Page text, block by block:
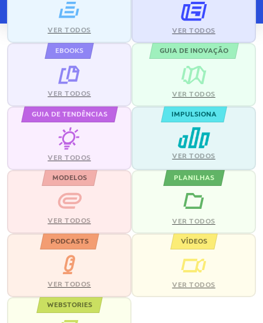
VER TODOS VER TODOS
EBOOKS
VER TODOS
GUIA DE INOVAÇÃO
VER TODOS
GUIA DE TENDÊNCIAS
VER TODOS
IMPULSIONA
VER TODOS
MODELOS
VER TODOS
PLANILHAS
VER TODOS
PODCASTS
VER TODOS
VÍDEOS
VER TODOS
WEBSTORIES